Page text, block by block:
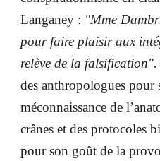
Langaney : "Mme
pour faire plaisir aux
relève de la falsification".
des anthropologues pour
méconnaissance de
crânes et des protocoles
pour son goût de la